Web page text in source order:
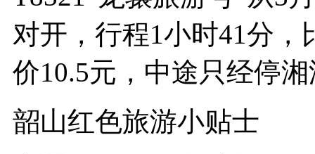
对开，行程1小时41分
价10.5元，中途只经停
韶山红色旅游小贴士